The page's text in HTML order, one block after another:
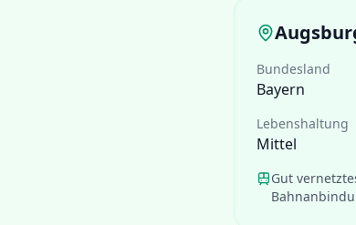
Bundesland
Bayern
Lebenshaltung
Mittel
Gut